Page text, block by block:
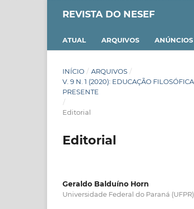
REVISTA DO NESEF
ATUAL ARQUIVOS ANÚNCIOS
INÍCIO / ARQUIVOS /
V. 9 N. 1 (2020): EDUCAÇÃO
PRESENTE
/
Editorial
Editorial
Geraldo Balduíno Horn
Universidade Federal do Paraná (UFPR)